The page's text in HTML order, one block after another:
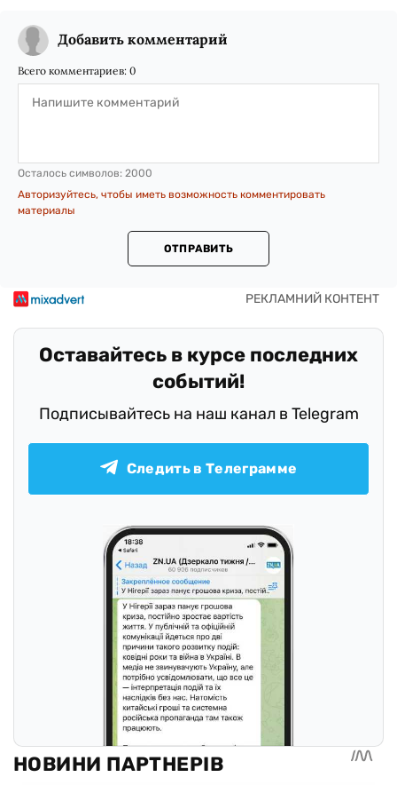
Добавить комментарий
Всего комментариев: 0
Осталось символов: 2000
Авторизуйтесь, чтобы иметь возможность комментировать
материалы
ОТПРАВИТЬ
Оставайтесь в курсе последних
событий!
Подписывайтесь на наш канал в Telegram
Следить в Телеграмме